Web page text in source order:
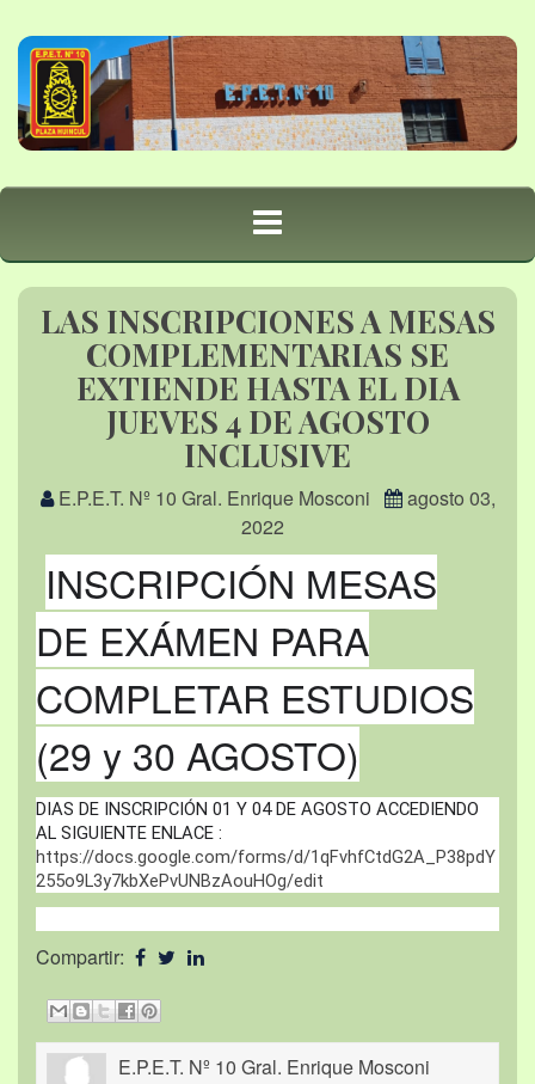
LAS INSCRIPCIONES A MESAS
COMPLEMENTARIAS SE
EXTIENDE HASTA EL DIA
JUEVES 4 DE AGOSTO
INCLUSIVE
E.P.E.T. Nº 10 Gral. Enrique Mosconi
agosto 03,
2022
INSCRIPCIÓN MESAS
DE EXÁMEN PARA
COMPLETAR ESTUDIOS
(29 y 30 AGOSTO)
DIAS DE INSCRIPCIÓN 01 Y 04 DE AGOSTO ACCEDIENDO
https://docs.google.com/forms/d/1qFvhfCtdG2A_P38pdY
255o9L3y7kbXePvUNBzAouHOg/edit
Compartir:
E.P.E.T. Nº 10 Gral. Enrique Mosconi